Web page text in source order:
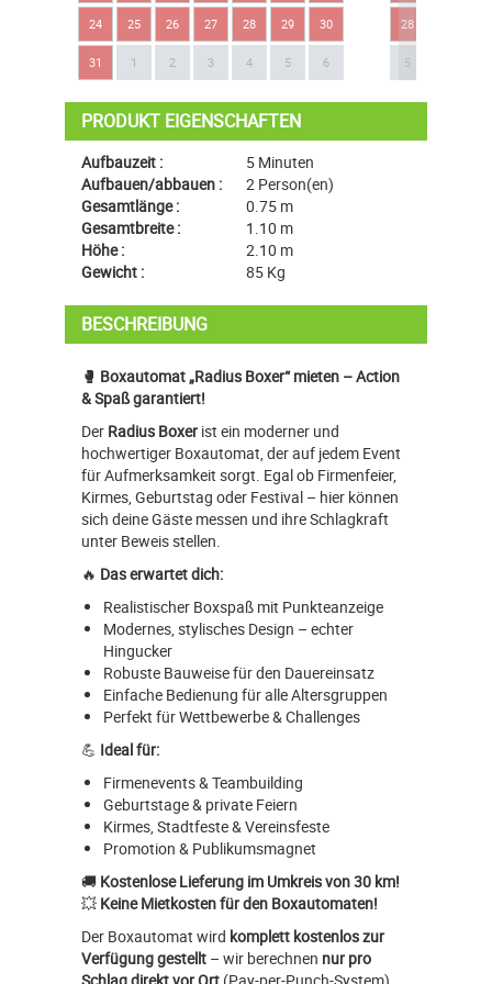
24 25 26 27 28 29 30
31 1 2 3 4 5 6
28
5
Next
PRODUKT EIGENSCHAFTEN
Aufbauzeit :
5 Minuten
Aufbauen/abbauen :
2 Person(en)
Gesamtlänge :
0.75 m
Gesamtbreite :
1.10 m
Höhe :
2.10 m
Gewicht :
85 Kg
BESCHREIBUNG
🥊 Boxautomat „Radius Boxer“ mieten – Action
& Spaß garantiert!
Der Radius Boxer ist ein moderner und
hochwertiger Boxautomat, der auf jedem Event
für Aufmerksamkeit sorgt. Egal ob Firmenfeier,
Kirmes, Geburtstag oder Festival – hier können
sich deine Gäste messen und ihre Schlagkraft
unter Beweis stellen.
🔥 Das erwartet dich:
Realistischer Boxspaß mit Punkteanzeige
Modernes, stylisches Design – echter
Hingucker
Robuste Bauweise für den Dauereinsatz
Einfache Bedienung für alle Altersgruppen
Perfekt für Wettbewerbe & Challenges
💪 Ideal für:
Firmenevents & Teambuilding
Geburtstage & private Feiern
Kirmes, Stadtfeste & Vereinsfeste
Promotion & Publikumsmagnet
🚚 Kostenlose Lieferung im Umkreis von 30 km!
💥 Keine Mietkosten für den Boxautomaten!
Der Boxautomat wird komplett kostenlos zur
Verfügung gestellt – wir berechnen nur pro